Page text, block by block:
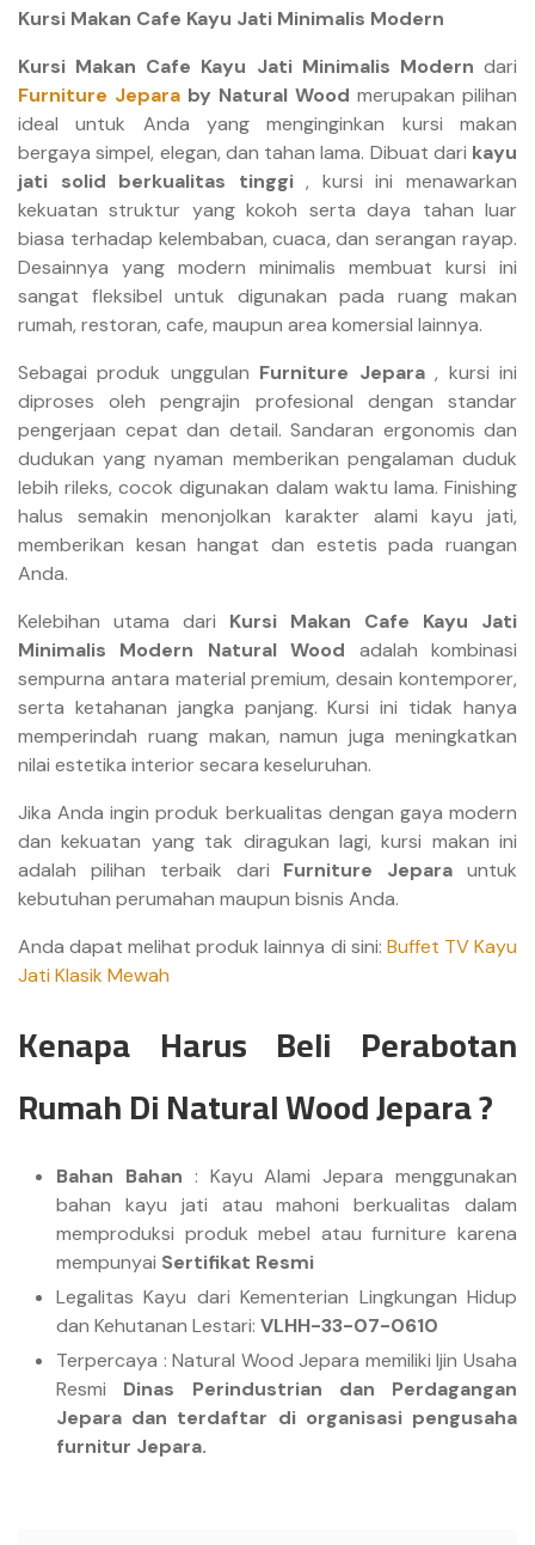
Kursi Makan Cafe Kayu Jati Minimalis Modern
Kursi Makan Cafe Kayu Jati Minimalis Modern dari
Furniture Jepara by Natural Wood merupakan pilihan
ideal untuk Anda yang menginginkan kursi makan
bergaya simpel, elegan, dan tahan lama. Dibuat dari kayu
jati solid berkualitas tinggi, kursi ini menawarkan
kekuatan struktur yang kokoh serta daya tahan luar
biasa terhadap kelembaban, cuaca, dan serangan rayap.
Desainnya yang modern minimalis membuat kursi ini
sangat fleksibel untuk digunakan pada ruang makan
rumah, restoran, cafe, maupun area komersial lainnya.
Sebagai produk unggulan Furniture Jepara, kursi ini
diproses oleh pengrajin profesional dengan standar
pengerjaan cepat dan detail. Sandaran ergonomis dan
dudukan yang nyaman memberikan pengalaman duduk
lebih rileks, cocok digunakan dalam waktu lama. Finishing
halus semakin menonjolkan karakter alami kayu jati,
memberikan kesan hangat dan estetis pada ruangan
Anda.
Kelebihan utama dari Kursi Makan Cafe Kayu Jati
Minimalis Modern Natural Wood adalah kombinasi
sempurna antara material premium, desain kontemporer,
serta ketahanan jangka panjang. Kursi ini tidak hanya
memperindah ruang makan, namun juga meningkatkan
nilai estetika interior secara keseluruhan.
Jika Anda ingin produk berkualitas dengan gaya modern
dan kekuatan yang tak diragukan lagi, kursi makan ini
adalah pilihan terbaik dari Furniture Jepara untuk
kebutuhan perumahan maupun bisnis Anda.
Anda dapat melihat produk lainnya di sini: Buffet TV Kayu
Jati Klasik Mewah
Kenapa Harus Beli Perabotan
Rumah Di Natural Wood Jepara ?
Bahan Bahan : Kayu Alami Jepara menggunakan
bahan kayu jati atau mahoni berkualitas dalam
memproduksi produk mebel atau furniture karena
mempunyai Sertifikat Resmi
Legalitas Kayu dari Kementerian Lingkungan Hidup
dan Kehutanan Lestari: VLHH-33-07-0610
Terpercaya : Natural Wood Jepara memiliki Ijin Usaha
Resmi Dinas Perindustrian dan Perdagangan
Jepara dan terdaftar di organisasi pengusaha
furnitur Jepara.